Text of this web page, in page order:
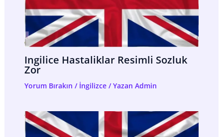
Ingilice Hastaliklar Resimli Sozluk
Zor
Yorum Bırakın / İngilizce/ Yazan Admin